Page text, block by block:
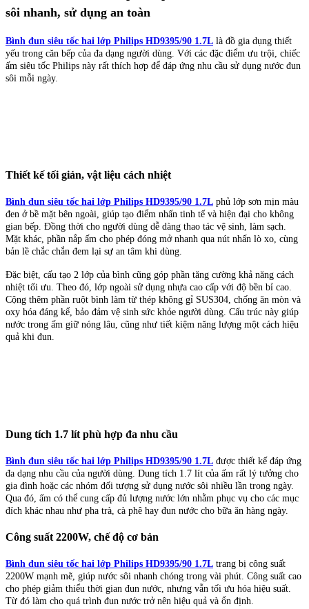
sôi nhanh, sử dụng an toàn
Bình đun siêu tốc hai lớp Philips HD9395/90 1.7L là đồ gia dụng thiết
yếu trong căn bếp của đa dạng người dùng. Với các đặc điểm ưu trội, chiếc
ấm siêu tốc Philips này rất thích hợp để đáp ứng nhu cầu sử dụng nước đun
sôi mỗi ngày.
Thiết kế tối giản, vật liệu cách nhiệt
Bình đun siêu tốc hai lớp Philips HD9395/90 1.7L phủ lớp sơn mịn màu
đen ở bề mặt bên ngoài, giúp tạo điểm nhấn tinh tế và hiện đại cho không
gian bếp. Đồng thời cho người dùng dễ dàng thao tác vệ sinh, làm sạch.
Mặt khác, phần nắp ấm cho phép đóng mở nhanh qua nút nhấn lò xo, cùng
bản lề chắc chắn đem lại sự an tâm khi dùng.
Đặc biệt, cấu tạo 2 lớp của bình cũng góp phần tăng cường khả năng cách
nhiệt tối ưu. Theo đó, lớp ngoài sử dụng nhựa cao cấp với độ bền bỉ cao.
Cộng thêm phần ruột bình làm từ thép không gỉ SUS304, chống ăn mòn và
oxy hóa đáng kể, bảo đảm vệ sinh sức khỏe người dùng. Cấu trúc này giúp
nước trong ấm giữ nóng lâu, cũng như tiết kiệm năng lượng một cách hiệu
quả khi đun.
Dung tích 1.7 lít phù hợp đa nhu cầu
Bình đun siêu tốc hai lớp Philips HD9395/90 1.7L được thiết kế đáp ứng
đa dạng nhu cầu của người dùng. Dung tích 1.7 lít của ấm rất lý tưởng cho
gia đình hoặc các nhóm đối tượng sử dụng nước sôi nhiều lần trong ngày.
Qua đó, ấm có thể cung cấp đủ lượng nước lớn nhằm phục vụ cho các mục
đích khác nhau như pha trà, cà phê hay đun nước cho bữa ăn hàng ngày.
Công suất 2200W, chế độ cơ bản
Bình đun siêu tốc hai lớp Philips HD9395/90 1.7L trang bị công suất
2200W mạnh mẽ, giúp nước sôi nhanh chóng trong vài phút. Công suất cao
cho phép giảm thiểu thời gian đun nước, nhưng vẫn tối ưu hóa hiệu suất.
Từ đó làm cho quá trình đun nước trở nên hiệu quả và ổn định.